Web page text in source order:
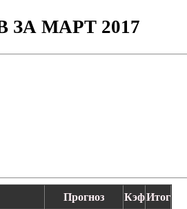
МАРТ 2017
Прогноз КэфИтог